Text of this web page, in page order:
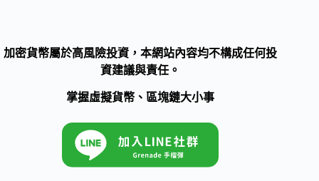
加密貨幣屬於高風險投資，本網站內容均不構成任何投
資建議與責任。
掌握虛擬貨幣、區塊鏈大小事